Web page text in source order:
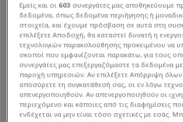
Οι «ερυθρόλευκοι» ήταν ανώτεροι
Καραϊσκάκης», απέναντι σε έναν
Παναθηναϊκό και πλέον μετά την
Εμείς και οι 603 συνεργάτες μας αποθηκεύουμε
δεδομένα, όπως δεδομένα περιήγησης ή
στοιχεία, και έχουμε πρόσβαση σε αυτά στη
επιλέξετε Αποδοχή, θα καταστεί δυνατή η
τεχνολογιών παρακολούθησης προκειμένου να
σκοποί που εμφανίζονται παρακάτω, για τους
συνεργάτες μας επεξεργαζόμαστε τα δεδομένα
παροχή υπηρεσιών. Αν επιλέξετε Απόρριψη
αποσύρετε τη συγκατάθεσή σας, οι εν λόγω
απενεργοποιηθούν. Αν απενεργοποιηθούν οι
περιεχόμενο και κάποιες από τις διαφημίσεις
ενδέχεται να μην είναι τόσο σχετικές με εσάς.